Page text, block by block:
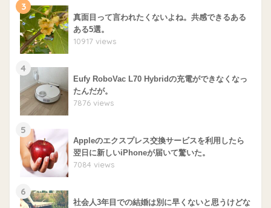
3
真面目って言われたくないよね。共感できるある
ある5選。
10917 views
4
Eufy RoboVac L70 Hybridの充電ができなくなっ
たんだが。
7876 views
5
Appleのエクスプレス交換サービスを利用したら
翌日に新しいiPhoneが届いて驚いた。
7084 views
6
社会人3年目での結婚は別に早くないと思うけどな